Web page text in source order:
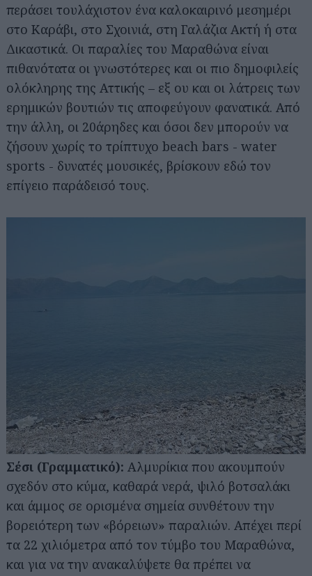
περάσει τουλάχιστον ένα καλοκαιρινό μεσημέρι
στο Καράβι, στο Σχοινιά, στη Γαλάζια Ακτή ή στα
Δικαστικά. Οι παραλίες του Μαραθώνα είναι
πιθανότατα οι γνωστότερες και οι πιο δημοφιλείς
ολόκληρης της Αττικής – εξ ου και οι λάτρεις των
ερημικών βουτιών τις αποφεύγουν φανατικά. Από
την άλλη, οι 20άρηδες και όσοι δεν μπορούν να
ζήσουν χωρίς το τρίπτυχο beach bars - water
sports - δυνατές μουσικές, βρίσκουν εδώ τον
επίγειο παράδεισό τους.
Σέσι (Γραμματικό): Αλμυρίκια που ακουμπούν
σχεδόν στο κύμα, καθαρά νερά, ψιλό βοτσαλάκι
και άμμος σε ορισμένα σημεία συνθέτουν την
βορειότερη των «βόρειων» παραλιών. Απέχει περί
τα 22 χιλιόμετρα από τον τύμβο του Μαραθώνα,
και για να την ανακαλύψετε θα πρέπει να